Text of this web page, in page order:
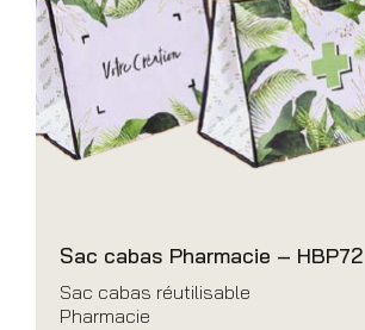
Sac cabas Pharmacie – HBP72
Sac cabas réutilisable
Pharmacie